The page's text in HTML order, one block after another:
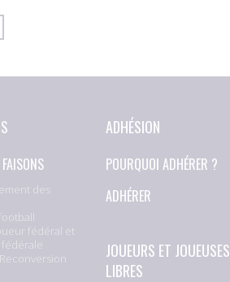
des
fédéral et
ADHÉSION
POURQUOI ADHÉRER ?
ADHÉRER
JOUEURS ET JOUEUSES
LIBRES